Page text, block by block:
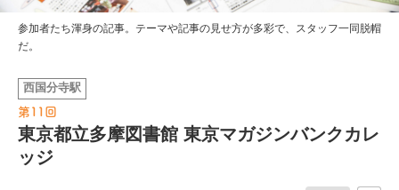
中央線フェス
おしらせ
駅から
参加者たち渾身の記事。テーマや記事の見せ方が多彩で、スタッフ一同脱帽
だ。
西国分寺駅
第11回
東京都立多摩図書館 東京マガジンバンクカレ
ッジ